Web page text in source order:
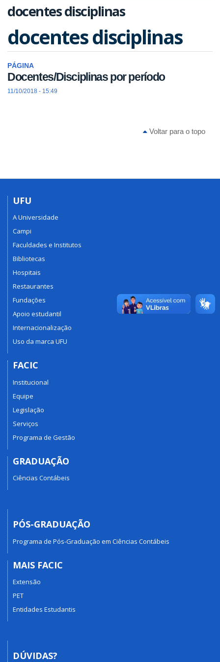
docentes disciplinas
docentes disciplinas
PÁGINA
Docentes/Disciplinas por período
11/10/2018 - 15:49
Voltar para o topo
UFU
A Universidade
Campi
Faculdades e Institutos
Bibliotecas
Hospitais
Restaurantes
Fundações
Apoio estudantil
Internacionalização
Uso da marca UFU
FACIC
Institucional
Equipe
Legislação
Serviços
Programa de Gestão
GRADUAÇÃO
Ciências Contábeis
PÓS-GRADUAÇÃO
Programa de Pós-Graduação em Ciências Contábeis
MAIS FACIC
Extensão
PET
Entidades Estudantis
DÚVIDAS?